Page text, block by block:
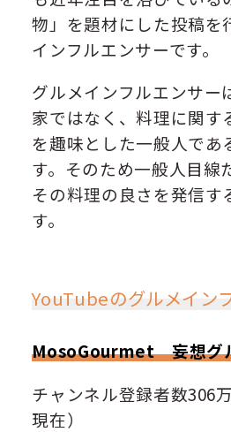
物」を題材にした投稿を
インフルエンサーです。
グルメインフルエンサー
家ではなく、料理に関す
を趣味とした一般人であ
す。そのため一般人目線
その料理の良さを発信す
す。
YouTubeのグルメイン
MosoGourmet 妄想グ
チャンネル登録者数306
現在）